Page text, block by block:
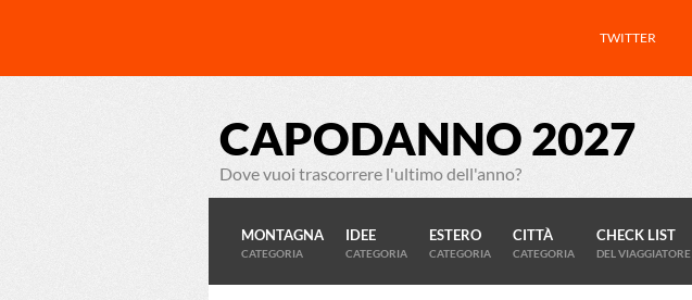
TWITTER
CAPODANNO 2027
Dove vuoi trascorrere l'ultimo dell'anno?
MONTAGNA
CATEGORIA
IDEE
CATEGORIA
ESTERO
CATEGORIA
CITTÀ
CATEGORIA
CHECK LIST
DEL VIAGGIATORE